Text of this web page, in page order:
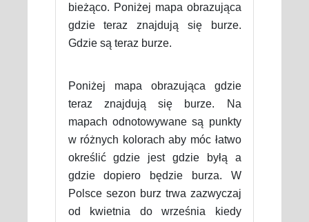
bieżąco. Poniżej mapa obrazująca
gdzie teraz znajdują się burze.
Gdzie są teraz burze.
Poniżej mapa obrazująca gdzie
teraz znajdują się burze. Na
mapach odnotowywane są punkty
w różnych kolorach aby móc łatwo
określić gdzie jest gdzie byłą a
gdzie dopiero będzie burza. W
Polsce sezon burz trwa zazwyczaj
od kwietnia do września kiedy